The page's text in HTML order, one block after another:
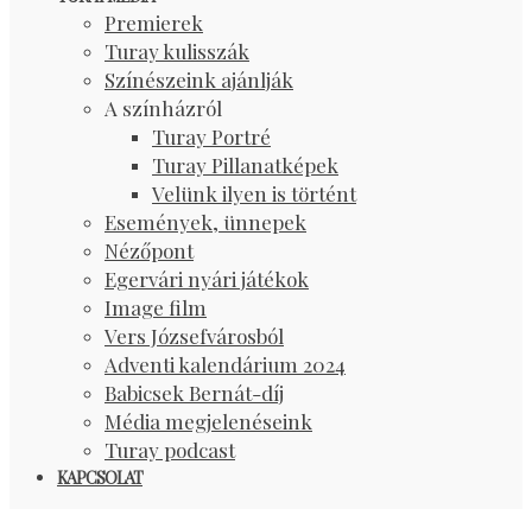
Premierek
Turay kulisszák
Színészeink ajánlják
A színházról
Turay Portré
Turay Pillanatképek
Velünk ilyen is történt
Események, ünnepek
Nézőpont
Egervári nyári játékok
Image film
Vers Józsefvárosból
Adventi kalendárium 2024
Babicsek Bernát-díj
Média megjelenéseink
Turay podcast
KAPCSOLAT